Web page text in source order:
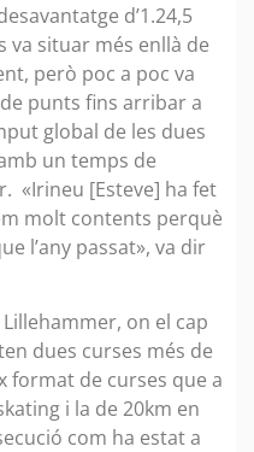
d’1.24,5
va situar més enllà de
però poc a poc va
punts fins arribar a
global de les dues
un temps de
«Irineu [Esteve] ha fet
molt contents perquè
l’any passat», va dir
on el cap
dues curses més de
format de curses que a
i la de 20km en
com ha estat a